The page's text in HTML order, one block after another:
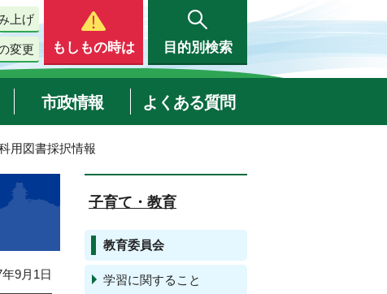
上げ
変更 もしもの時は 目的別検索
市政情報 よくある質問
用図書採択情報
9月1日
子育て・教育
教育委員会
学習に関すること